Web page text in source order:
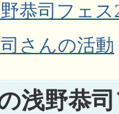
恭司フェス
さんの活動
浅野恭